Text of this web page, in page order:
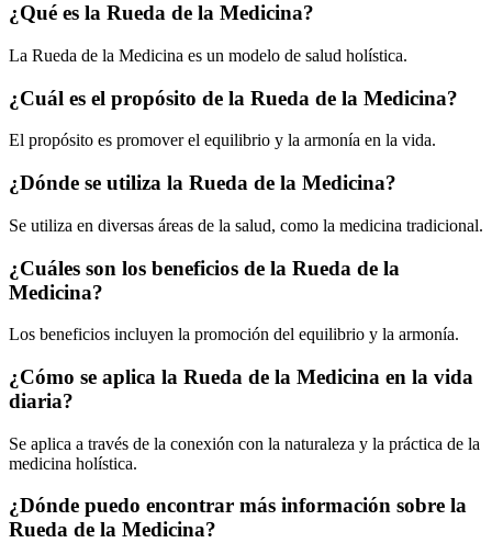
¿Qué es la Rueda de la Medicina?
La Rueda de la Medicina es un modelo de salud holística.
¿Cuál es el propósito de la Rueda de la Medicina?
El propósito es promover el equilibrio y la armonía en la vida.
¿Dónde se utiliza la Rueda de la Medicina?
Se utiliza en diversas áreas de la salud, como la medicina tradicional.
¿Cuáles son los beneficios de la Rueda de la
Medicina?
Los beneficios incluyen la promoción del equilibrio y la armonía.
¿Cómo se aplica la Rueda de la Medicina en la vida
diaria?
Se aplica a través de la conexión con la naturaleza y la práctica de la
medicina holística.
¿Dónde puedo encontrar más información sobre la
Rueda de la Medicina?